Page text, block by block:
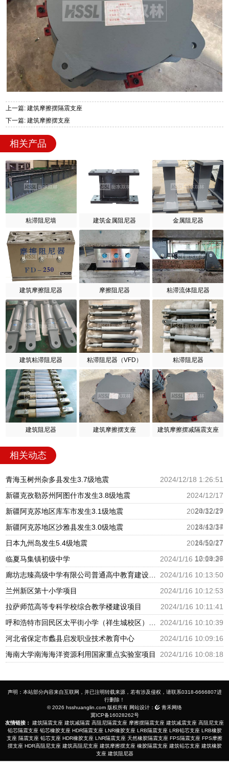
上一篇: 建筑摩擦摆隔震支座
下一篇: 建筑摩擦摆支座
相关产品
粘滞阻尼墙 建筑金属阻尼器 金属阻尼器
建筑摩擦阻尼器 摩擦阻尼器 粘滞流体阻尼器
建筑粘滞阻尼器 粘滞阻尼器（VFD） 粘滞阻尼器
建筑阻尼器 建筑摩擦摆支座 建筑摩擦摆减隔震支座
相关动态
青海玉树州杂多县发生3.7级地震
2024/12/18 1:26:51
新疆克孜勒苏州阿图什市发生3.8级地震
2024/12/17
20:32:29
新疆阿克苏地区库车市发生3.1级地震
2024/12/17
18:43:34
新疆阿克苏地区沙雅县发生3.0级地震
2024/12/17
16:50:27
日本九州岛发生5.4级地震
2024/12/17
12:09:36
临夏马集镇初级中学
2024/1/16 10:14:27
2024/1/16 10:13:50
兰州新区第十小学项目
2024/1/16 10:12:53
拉萨师范高等专科学校综合教学楼建设项目
2024/1/16 10:11:41
2024/1/16 10:10:39
河北省保定市蠡县启发职业技术教育中心
2024/1/16 10:09:16
海南大学南海海洋资源利用国家重点实验室项目
2024/1/16 10:08:18
声明：本站部分内容来自互联网，并已注明转载来源，若有涉及侵权，请联系0318-6666807进
行删除！
© 2026 hsshuanglin.com 版权所有 网站设计：
青禾网络
冀ICP备16028262号
友情链接：
建筑隔震支座 建筑减隔震 高阻尼隔震支座 摩擦摆隔震支座 建筑减震支座 高阻尼支座
铅芯隔震支座 铅芯橡胶支座 HDR隔震支座 LNR橡胶支座 LRB隔震支座 LRB铅芯支座 LRB橡胶
支座 隔震支座 铅芯支座 HDR橡胶支座 LNR隔震支座 天然橡胶隔震支座 FPS隔震支座 FPS摩擦
摆支座 HDR高阻尼支座 建筑高阻尼支座 建筑摩擦摆支座 橡胶隔震支座 建筑铅芯支座 建筑橡胶
支座 建筑阻尼器